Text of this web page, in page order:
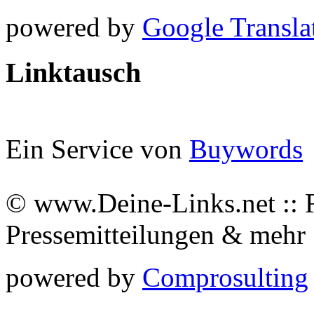
powered by Google
Linktausch
Ein Service von Buywords
© www.Deine-Links.net ::
Pressemitteilungen &
powered by Comprosulting